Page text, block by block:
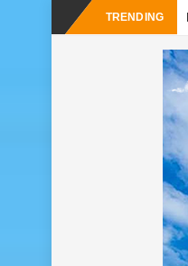
TRENDING